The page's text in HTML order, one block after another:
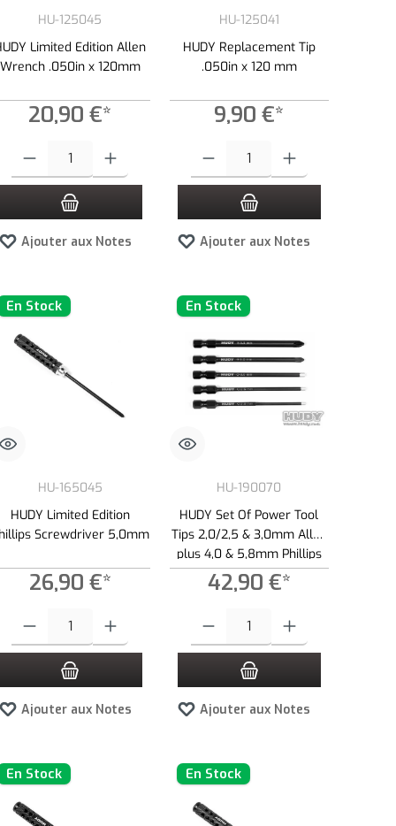
HU-125045
Limited Edition Allen
Wrench .050in x 120mm
20,90 €*
Ajouter aux Notes
HU-125041
HUDY Replacement Tip
.050in x 120 mm
9,90 €*
Ajouter aux Notes
En Stock
HU-165045
HUDY Limited Edition
Screwdriver 5,0mm
26,90 €*
Ajouter aux Notes
En Stock
HU-190070
HUDY Set Of Power Tool
Tips 2,0/2,5 & 3,0mm Allen
plus 4,0 & 5,8mm Phillips
42,90 €*
Ajouter aux Notes
En Stock En Stock